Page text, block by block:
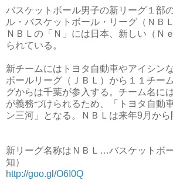
バスケットボール男子の新リーグ１部
ル・バスケットボール・リーグ（ＮＢ
ＮＢＬの「Ｎ」には日本、新しい（Ｎ
られている。
新チームにはトヨタ自動車やアイシン
ボールリーグ（ＪＢＬ）から１１チー
グからは千葉が参入する。チーム名に
が義務づけられるため、「トヨタ自動
ン三河」となる。ＮＢＬは来年9月から
新リーグ名称はＮＢＬ…バスケットボ
知）
http://goo.gl/O6I0Q